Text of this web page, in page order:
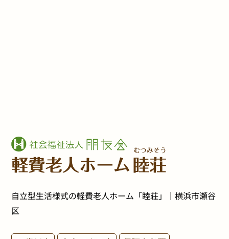
自立型生活様式の軽費老人ホーム「睦荘」｜横浜市瀬谷
区